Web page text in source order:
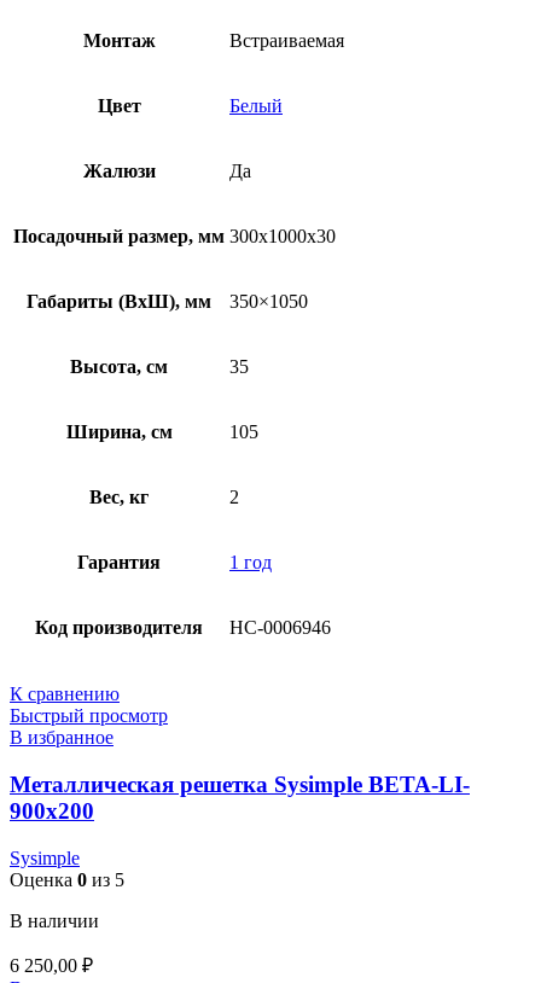
Монтаж Встраиваемая
Цвет Белый
Жалюзи Да
Посадочный размер, мм 300x1000x30
Габариты (ВхШ), мм 350×1050
Высота, см 35
Ширина, см 105
Вес, кг 2
Гарантия 1 год
Код производителя НС-0006946
К сравнению
Быстрый просмотр
В избранное
Металлическая решетка Sysimple BETA-LI-
900х200
Sysimple
Оценка 0 из 5
В наличии
6 250,00 ₽